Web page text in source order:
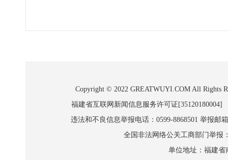
Copyright © 2022 GREATWUYI.COM All Rights
福建省互联网新闻信息服务许可证
违法和不良信息举报电话：0599-8868501 举报邮
全国非法网络公关工商部门举报
单位地址：福建省